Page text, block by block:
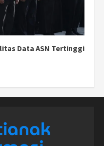
Data ASN Tertinggi